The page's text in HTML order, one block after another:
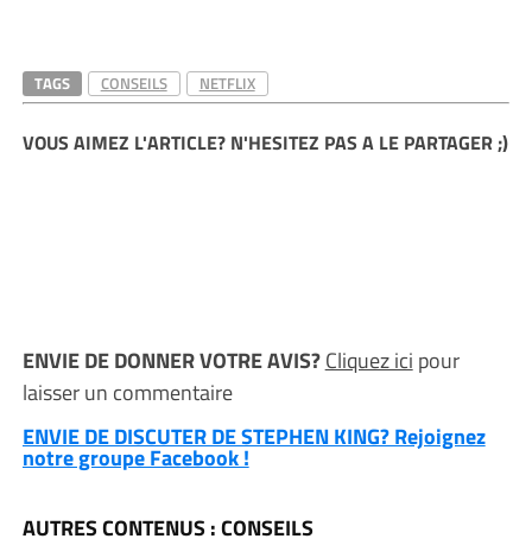
TAGS CONSEILS NETFLIX
VOUS AIMEZ L'ARTICLE? N'HESITEZ PAS A LE PARTAGER ;)
ENVIE DE DONNER VOTRE AVIS?Cliquez ici pour
laisser un commentaire
ENVIE DE DISCUTER DE STEPHEN KING? Rejoignez
notre groupe Facebook !
AUTRES CONTENUS : CONSEILS